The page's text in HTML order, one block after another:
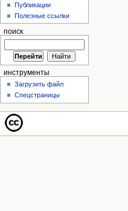
Публикации
Полезные ссылки
поиск
инструменты
Загрузить файл
Спецстраницы